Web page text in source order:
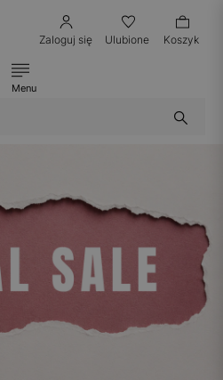
Zaloguj się Ulubione Koszyk
Menu